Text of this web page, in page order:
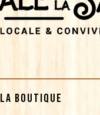
LA BOUTIQUE